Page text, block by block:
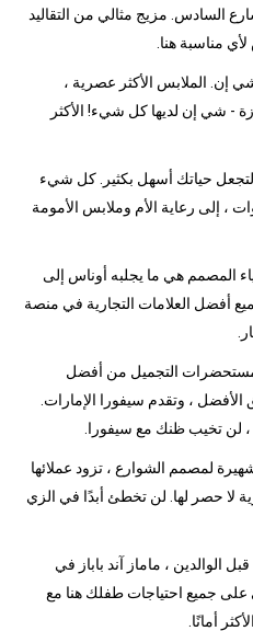
السادس. مزيج مثالي من التقاليد
مناسبة هنا.
إن. الملابس الأكثر عصرية ،
- شي إن لديها كل شيء! الأكثر
لتجعل حياتك أسهل بكثير. كل شيء
الأطفال حتى سن 10 سنوات ، إلى رعاية الأم وملابس الأمومة
المصمم هي ما يجلبه أوناس إلى
أفضل العلامات التجارية في منصة
التجميل من أفضل
الأفضل ، وتقدم سيفورا الإمارات.
لن تخيب ظنك مع سيفورا.
لمصمم الشوارع ، تزود عملائها
لا حصر لها. لن تخطئ أبدًا في الزي
الوالدين ، ماماز آند باباز في
جميع احتياجات طفلك هنا مع
أمانًا.